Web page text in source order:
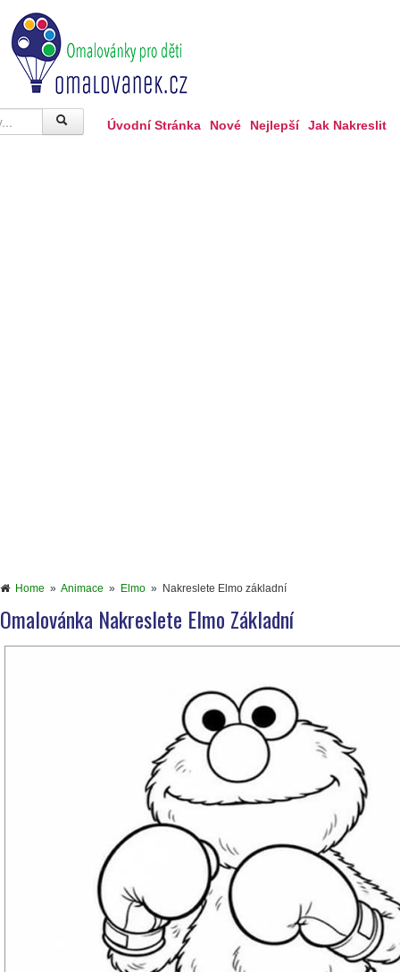
Úvodní Stránka Nové Nejlepší Jak Nakreslit
Home » Animace » Elmo » Nakreslete Elmo základní
Omalovánka Nakreslete Elmo Základní